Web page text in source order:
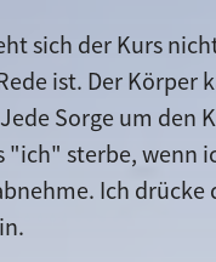
sich der Kurs
ist. Der Körper
Sorge um den
"ich" sterbe,
Ich drücke